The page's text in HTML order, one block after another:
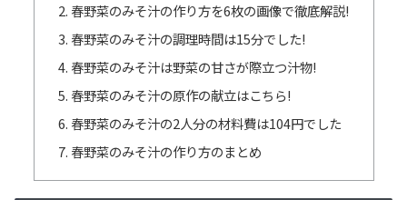
春野菜のみそ汁の作り方を6枚の画像で徹底解説!
春野菜のみそ汁の調理時間は15分でした!
春野菜のみそ汁は野菜の甘さが際立つ汁物!
春野菜のみそ汁の原作の献立はこちら!
春野菜のみそ汁の2人分の材料費は104円でした
春野菜のみそ汁の作り方のまとめ